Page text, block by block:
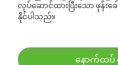
လုပ်ဆောင်ထားပြီးသော ဖုန်း
နိုင်ပါသည်။
နောက်ထပ် န